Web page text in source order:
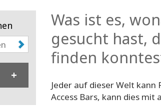
Was ist es,
gesucht hast,
finden
Jeder auf dieser Welt
Access Bars, kann dies mit